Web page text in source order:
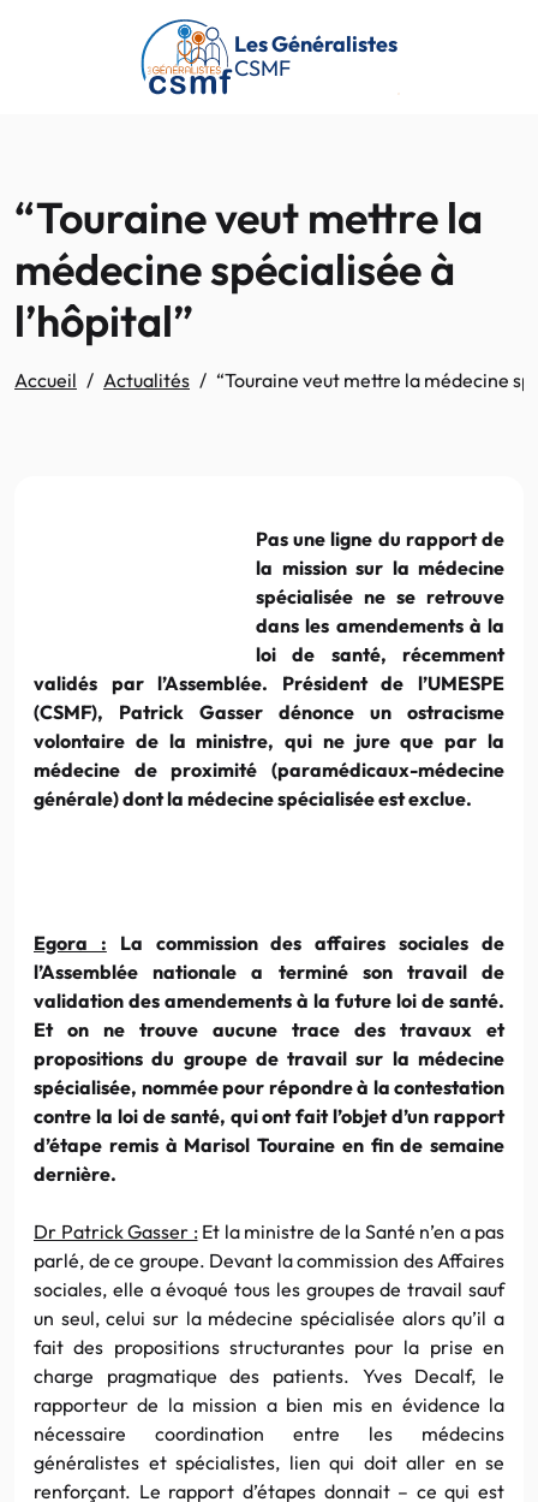
Passer au contenu principal
Les Généralistes
CSMF
“Touraine veut mettre la
médecine spécialisée à
l’hôpital”
Accueil Actualités “Touraine veut mettre la médecine
Pas une ligne du rapport de
la mission sur la médecine
spécialisée ne se retrouve
dans les amendements à la
loi de santé, récemment
validés par l’Assemblée. Président de l’UMESPE
(CSMF), Patrick Gasser dénonce un ostracisme
volontaire de la ministre, qui ne jure que par la
médecine de proximité (paramédicaux-médecine
générale) dont la médecine spécialisée est exclue.
Egora : La commission des affaires sociales de
l’Assemblée nationale a terminé son travail de
validation des amendements à la future loi de santé.
Et on ne trouve aucune trace des travaux et
propositions du groupe de travail sur la médecine
spécialisée, nommée pour répondre à la contestation
contre la loi de santé, qui ont fait l’objet d’un rapport
d’étape remis à Marisol Touraine en fin de semaine
dernière.
Dr Patrick Gasser :Et la ministre de la Santé n’en a pas
parlé, de ce groupe. Devant la commission des Affaires
sociales, elle a évoqué tous les groupes de travail sauf
un seul, celui sur la médecine spécialisée alors qu’il a
fait des propositions structurantes pour la prise en
charge pragmatique des patients. Yves Decalf, le
rapporteur de la mission a bien mis en évidence la
nécessaire coordination entre les médecins
généralistes et spécialistes, lien qui doit aller en se
renforçant. Le rapport d’étapes donnait – ce qui est